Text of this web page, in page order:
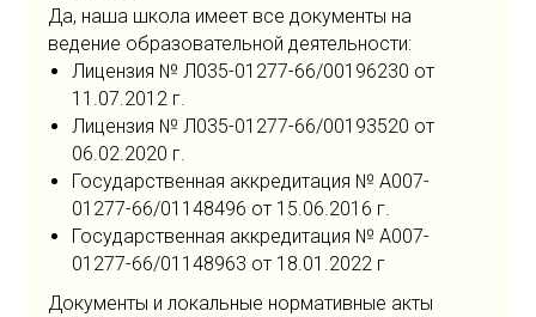
Да, наша школа имеет все документы на
ведение образовательной деятельности:
Лицензия № Л035-01277-66/00196230 от
11.07.2012 г.
Лицензия № Л035-01277-66/00193520 от
06.02.2020 г.
Государственная аккредитация № А007-
01277-66/01148496 от 15.06.2016 г.
Государственная аккредитация № А007-
01277-66/01148963 от 18.01.2022 г
Документы и локальные нормативные акты